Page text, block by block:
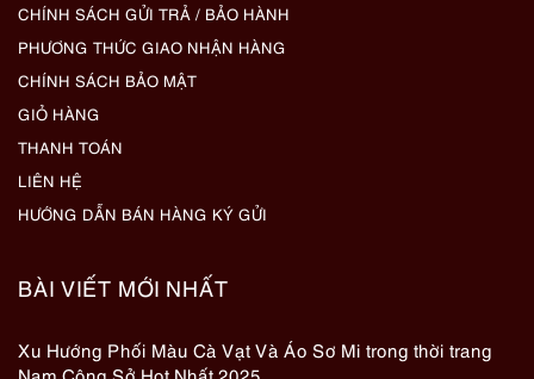
CHÍNH SÁCH GỬI TRẢ / BẢO HÀNH
PHƯƠNG THỨC GIAO NHẬN HÀNG
CHÍNH SÁCH BẢO MẬT
GIỎ HÀNG
THANH TOÁN
LIÊN HỆ
HƯỚNG DẪN BÁN HÀNG KÝ GỬI
BÀI VIẾT MỚI NHẤT
Xu Hướng Phối Màu Cà Vạt Và Áo Sơ Mi trong thời trang